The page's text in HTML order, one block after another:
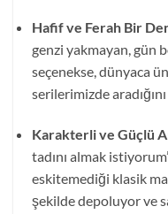
Hafif ve Ferah Bir
genzi yakmayan, gün
seçenekse, dünyaca
serilerimizde
Karakterli ve Güçlü
tadını almak
eskitemediği klasik
şekilde depoluyor ve